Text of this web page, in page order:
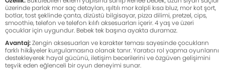
üzerinde parlak mor saç detayları, ışıltılı mor kalpli kısa bluz, mor kot şort,
botlar, tost şeklinde çanta, dizüstü bilgisayar, pizza dilimi, pretzel, cips,
smoothie, telefon ve telefon kılıfı aksesuarları içerir. 4 yaş ve üzeri
çocuklar için uygundur. Bebek tek başına ayakta duramaz.
Avantaj:Zengin aksesuarları ve karakter teması sayesinde çocukların
farklı hikâyeler kurgulamasına olanak tanır. Yaratıcı rol yapma oyunlarını
destekleyerek hayal gücünü, iletişim becerilerini ve özgüven gelişimini
teşvik eden eğlenceli bir oyun deneyimi sunar.